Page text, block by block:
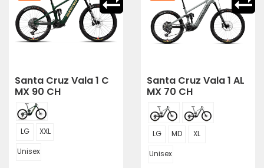
Santa Cruz Vala 1 C
MX 90 CH
LG
XXL
Unisex
Santa Cruz Vala 1 AL
MX 70 CH
LG MD
XL
Unisex